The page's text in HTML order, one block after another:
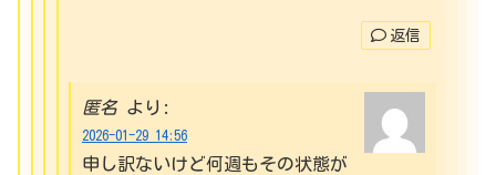
返信
匿名 より:
2026-01-29 14:56
申し訳ないけど何週もその状態が